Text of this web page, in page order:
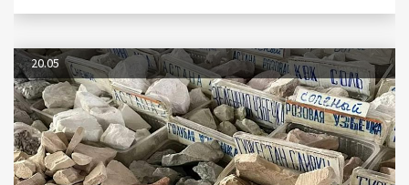
20.05